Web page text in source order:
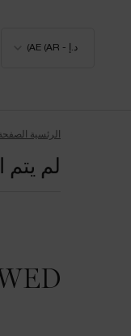
د.إ - AE (AR)
الرئسية
لم يتم